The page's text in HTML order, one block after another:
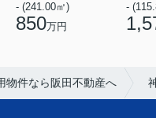
- (241.00㎡)
850万円
-
物件なら阪田不動産へ